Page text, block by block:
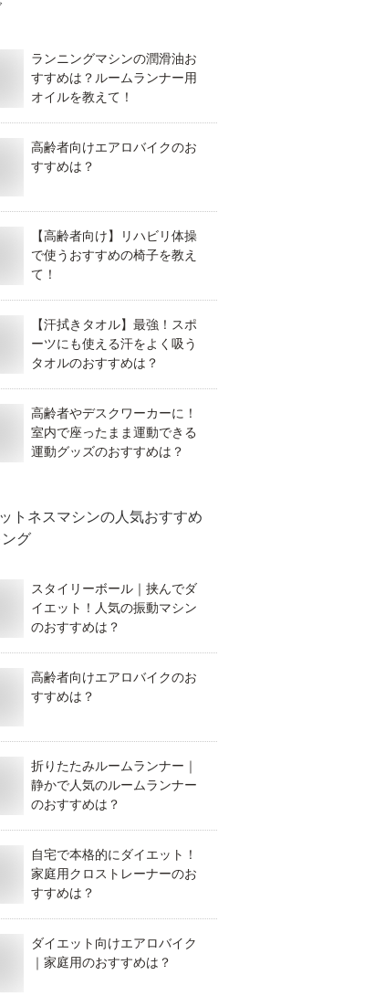
ランニングマシンの潤滑油お
すすめは？ルームランナー用
オイルを教えて！
高齢者向けエアロバイクのお
すすめは？
【高齢者向け】リハビリ体操
で使うおすすめの椅子を教え
て！
【汗拭きタオル】最強！スポ
ーツにも使える汗をよく吸う
タオルのおすすめは？
高齢者やデスクワーカーに！
室内で座ったまま運動できる
運動グッズのおすすめは？
トネスマシンの人気おすすめ
グ
スタイリーボール｜挟んでダ
イエット！人気の振動マシン
のおすすめは？
高齢者向けエアロバイクのお
すすめは？
折りたたみルームランナー｜
静かで人気のルームランナー
のおすすめは？
自宅で本格的にダイエット！
家庭用クロストレーナーのお
すすめは？
ダイエット向けエアロバイク
｜家庭用のおすすめは？